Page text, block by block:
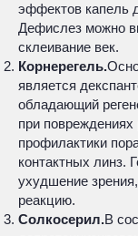
эффектов капель
Дефислез можно
склеивание век.
Корнерегель.
является
обладающий
при
профилактики
контактных линз.
ухудшение
реакцию.
Солкосерил.В